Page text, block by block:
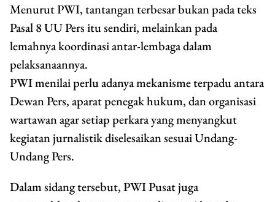
Menurut PWI, tantangan terbesar bukan pada teks
Pasal 8 UU Pers itu sendiri, melainkan pada
lemahnya koordinasi antar-lembaga dalam
pelaksanaannya.
PWI menilai perlu adanya mekanisme terpadu antara
Dewan Pers, aparat penegak hukum, dan organisasi
wartawan agar setiap perkara yang menyangkut
kegiatan jurnalistik diselesaikan sesuai Undang-
Undang Pers.
Dalam sidang tersebut, PWI Pusat juga